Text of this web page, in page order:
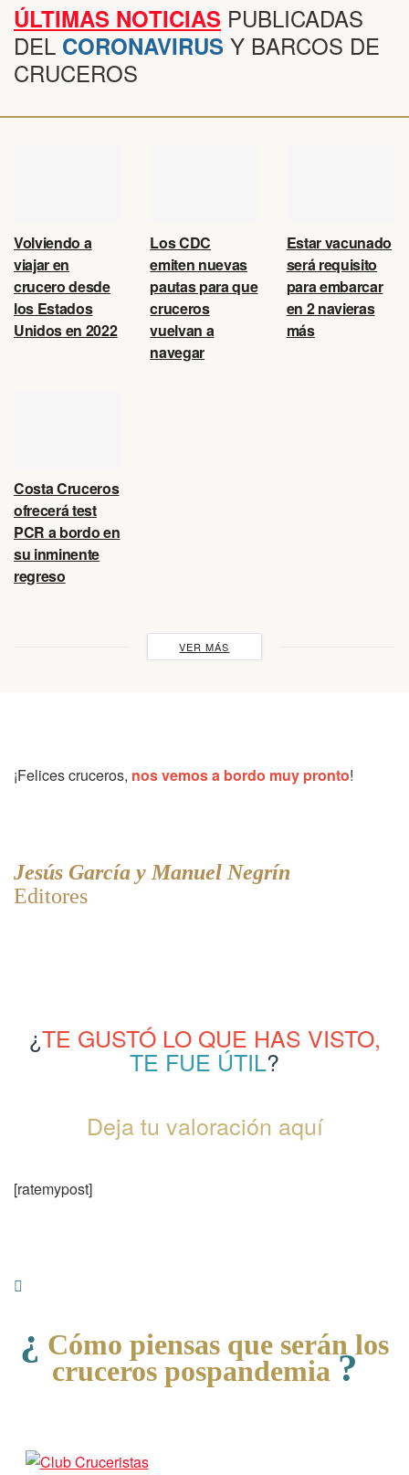
ÚLTIMAS NOTICIAS PUBLICADAS
DEL CORONAVIRUS Y BARCOS DE
CRUCEROS
Volviendo a
viajar en
crucero desde
los Estados
Unidos en 2022
Los CDC
emiten nuevas
pautas para que
cruceros
vuelvan a
navegar
Estar vacunado
será requisito
para embarcar
en 2 navieras
más
Costa Cruceros
ofrecerá test
PCR a bordo en
su inminente
regreso
VER MÁS
¡Felices cruceros, nos vemos a bordo muy pronto!
Jesús García y Manuel Negrín
Editores
¿TE GUSTÓ LO QUE HAS VISTO,
TE FUE ÚTIL?
Deja tu valoración aquí
[ratemypost]
¿ Cómo piensas que serán los
cruceros pospandemia ?